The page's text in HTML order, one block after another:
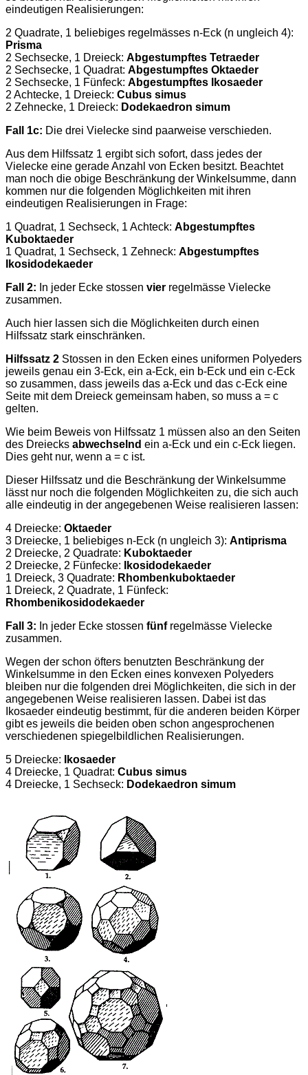
eindeutigen Realisierungen:
2 Quadrate, 1 beliebiges regelmässes n-Eck (n ungleich 4):
Prisma
2 Sechsecke, 1 Dreieck: Abgestumpftes Tetraeder
2 Sechsecke, 1 Quadrat: Abgestumpftes Oktaeder
2 Sechsecke, 1 Fünfeck: Abgestumpftes Ikosaeder
2 Achtecke, 1 Dreieck: Cubus simus
2 Zehnecke, 1 Dreieck: Dodekaedron simum
Fall 1c: Die drei Vielecke sind paarweise verschieden.
Aus dem Hilfssatz 1 ergibt sich sofort, dass jedes der
Vielecke eine gerade Anzahl von Ecken besitzt. Beachtet
man noch die obige Beschränkung der Winkelsumme, dann
kommen nur die folgenden Möglichkeiten mit ihren
eindeutigen Realisierungen in Frage:
1 Quadrat, 1 Sechseck, 1 Achteck: Abgestumpftes
Kuboktaeder
1 Quadrat, 1 Sechseck, 1 Zehneck: Abgestumpftes
Ikosidodekaeder
Fall 2: In jeder Ecke stossen vier regelmässe Vielecke
zusammen.
Auch hier lassen sich die Möglichkeiten durch einen
Hilfssatz stark einschränken.
Hilfssatz 2 Stossen in den Ecken eines uniformen Polyeders
jeweils genau ein 3-Eck, ein a-Eck, ein b-Eck und ein c-Eck
so zusammen, dass jeweils das a-Eck und das c-Eck eine
Seite mit dem Dreieck gemeinsam haben, so muss a = c
gelten.
Wie beim Beweis von Hilfssatz 1 müssen also an den Seiten
des Dreiecks abwechselnd ein a-Eck und ein c-Eck liegen.
Dies geht nur, wenn a = c ist.
Dieser Hilfssatz und die Beschränkung der Winkelsumme
lässt nur noch die folgenden Möglichkeiten zu, die sich auch
alle eindeutig in der angegebenen Weise realisieren lassen:
4 Dreiecke: Oktaeder
3 Dreiecke, 1 beliebiges n-Eck (n ungleich 3): Antiprisma
2 Dreiecke, 2 Quadrate: Kuboktaeder
2 Dreiecke, 2 Fünfecke:
Ikosidodekaeder
1 Dreieck, 3 Quadrate: Rhombenkuboktaeder
1 Dreieck, 2 Quadrate, 1 Fünfeck:
Rhombenikosidodekaeder
Fall 3: In jeder Ecke stossen fünfregelmässe Vielecke
zusammen.
Wegen der schon öfters benutzten Beschränkung der
Winkelsumme in den Ecken eines konvexen Polyeders
bleiben nur die folgenden drei Möglichkeiten, die sich in der
angegebenen Weise realisieren lassen. Dabei ist das
Ikosaeder eindeutig bestimmt, für die anderen beiden Körper
gibt es jeweils die beiden oben schon angesprochenen
verschiedenen spiegelbildlichen Realisierungen.
5 Dreiecke:
Ikosaeder
4 Dreiecke, 1 Quadrat: Cubus simus
4 Dreiecke, 1 Sechseck: Dodekaedron simum